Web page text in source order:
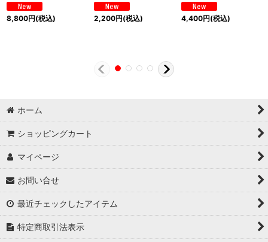
8,800円(税込) 2,200円(税込) 4,400円(税込)
ホーム
ショッピングカート
マイページ
お問い合せ
最近チェックしたアイテム
特定商取引法表示